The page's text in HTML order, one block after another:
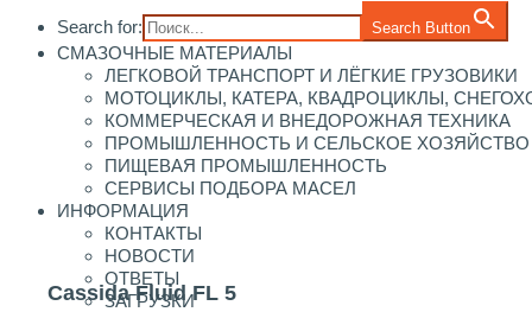
Search for: Search Button
СМАЗОЧНЫЕ МАТЕРИАЛЫ
ЛЕГКОВОЙ ТРАНСПОРТ И ЛЁГКИЕ ГРУЗОВИКИ
МОТОЦИКЛЫ, КАТЕРА, КВАДРОЦИКЛЫ,
КОММЕРЧЕСКАЯ И ВНЕДОРОЖНАЯ ТЕХНИКА
ПРОМЫШЛЕННОСТЬ И СЕЛЬСКОЕ ХОЗЯЙСТВО
ПИЩЕВАЯ ПРОМЫШЛЕННОСТЬ
СЕРВИСЫ ПОДБОРА МАСЕЛ
ИНФОРМАЦИЯ
КОНТАКТЫ
НОВОСТИ
ОТВЕТЫ
ЗАГРУЗКИ
Cassida Fluid FL 5